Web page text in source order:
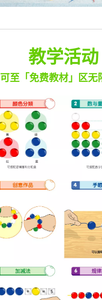
教学活动
可至「免费教材」区无